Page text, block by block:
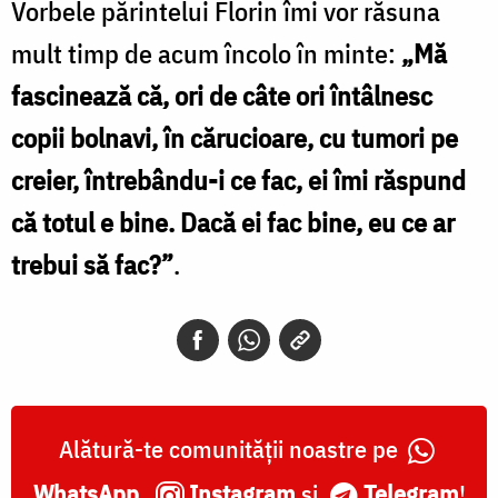
Vorbele părintelui Florin îmi vor răsuna
mult timp de acum încolo în minte: „Mă
fascinează că, ori de câte ori întâlnesc
copii bolnavi, în cărucioare, cu tumori pe
creier, întrebându-i ce fac, ei îmi răspund
că totul e bine. Dacă ei fac bine, eu ce ar
trebui să fac?”.
Alătură-te comunității noastre pe